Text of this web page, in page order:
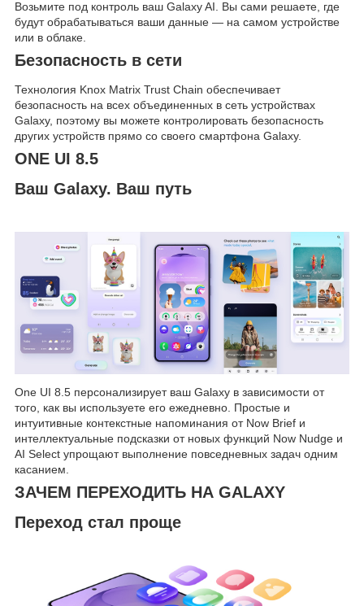
Возьмите под контроль ваш Galaxy AI. Вы сами решаете, где
будут обрабатываться ваши данные — на самом устройстве
или в облаке.
Безопасность в сети
Технология Knox Matrix Trust Chain обеспечивает
безопасность на всех объединенных в сеть устройствах
Galaxy, поэтому вы можете контролировать безопасность
других устройств прямо со своего смартфона Galaxy.
ONE UI 8.5
Ваш Galaxy. Ваш путь
One UI 8.5 персонализирует ваш Galaxy в зависимости от
того, как вы используете его ежедневно. Простые и
интуитивные контекстные напоминания от Now Brief и
интеллектуальные подсказки от новых функций Now Nudge и
AI Select упрощают выполнение повседневных задач одним
касанием.
ЗАЧЕМ ПЕРЕХОДИТЬ НА GALAXY
Переход стал проще